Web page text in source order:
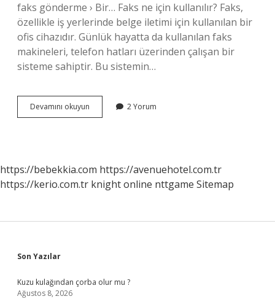
faks gönderme › Bir… Faks ne için kullanılır? Faks,
özellikle iş yerlerinde belge iletimi için kullanılan bir
ofis cihazıdır. Günlük hayatta da kullanılan faks
makineleri, telefon hatları üzerinden çalışan bir
sisteme sahiptir. Bu sistemin…
Devamını okuyun
Nasıl
2 Yorum
https://bebekkia.com https://avenuehotel.com.tr
https://kerio.com.tr knight online nttgame Sitemap
Sidebar
Son Yazılar
Kuzu kulağından çorba olur mu ?
Ağustos 8, 2026